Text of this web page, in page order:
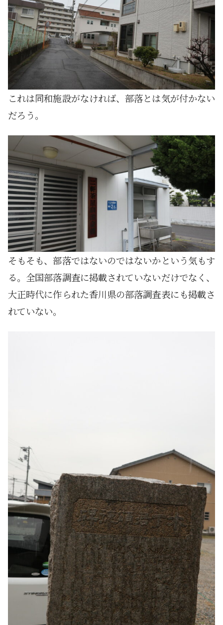
これは同和施設がなければ、部落とは気が付かない
だろう。
そもそも、部落ではないのではないかという気もす
る。全国部落調査に掲載されていないだけでなく、
大正時代に作られた香川県の部落調査表にも掲載さ
れていない。